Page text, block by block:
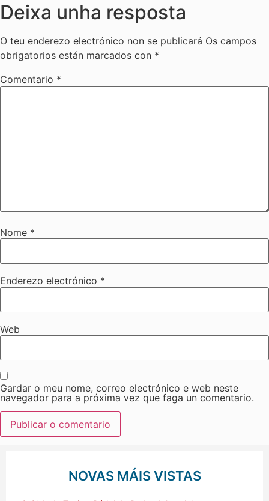
Deixa unha resposta
O teu enderezo electrónico non se publicará Os campos
obrigatorios están marcados con *
Comentario *
Nome *
Enderezo electrónico *
Web
Gardar o meu nome, correo electrónico e web neste
navegador para a próxima vez que faga un comentario.
NOVAS MÁIS VISTAS